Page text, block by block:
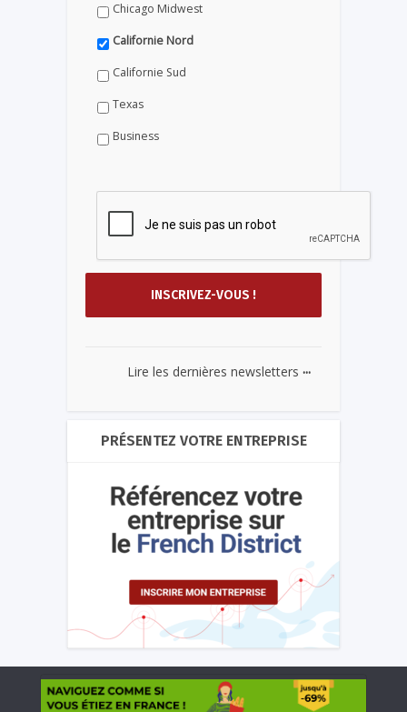
Chicago Midwest
Californie Nord
Californie Sud
Texas
Business
Lire les dernières newsletters ...
PRÉSENTEZ VOTRE ENTREPRISE